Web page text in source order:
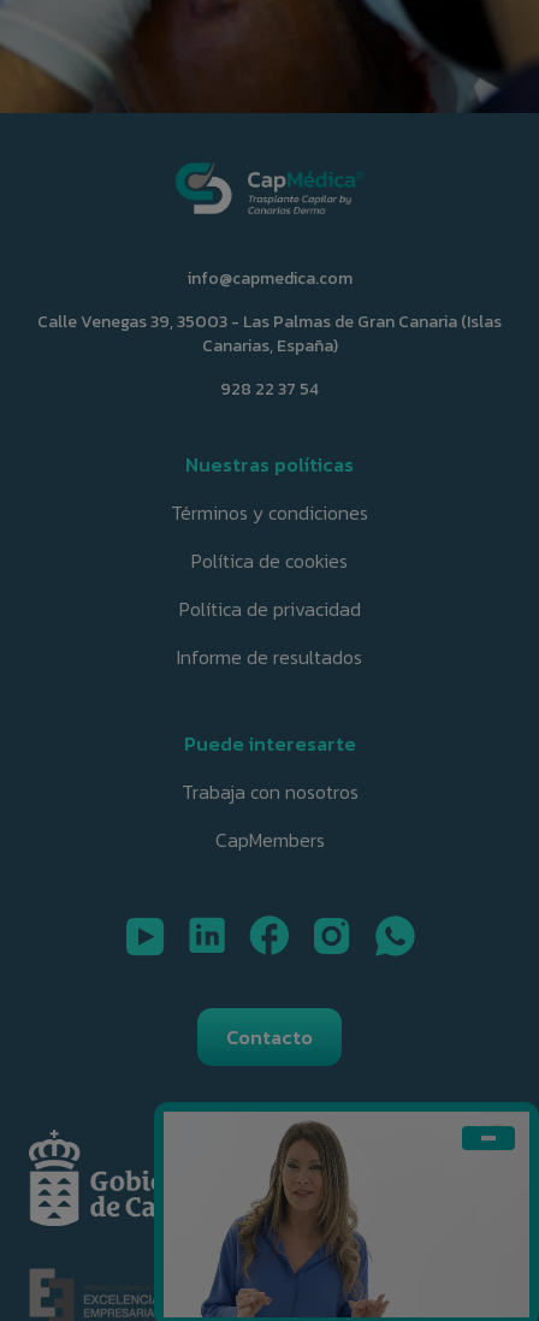
info@capmedica.com
Calle Venegas 39, 35003 - Las Palmas de Gran Canaria (Islas
Canarias, España)
928 22 37 54
Nuestras políticas
Términos y condiciones
Política de cookies
Política de privacidad
Informe de resultados
Puede interesarte
Trabaja con nosotros
CapMembers
Contacto